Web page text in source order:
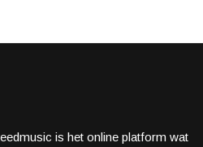
is het online platform wat